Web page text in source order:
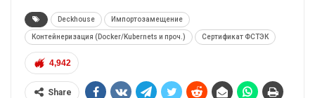
Deckhouse Импортозамещение
Контейнеризация (Docker/Kubernets и проч.) Сертификат ФСТЭК
4,942
Share